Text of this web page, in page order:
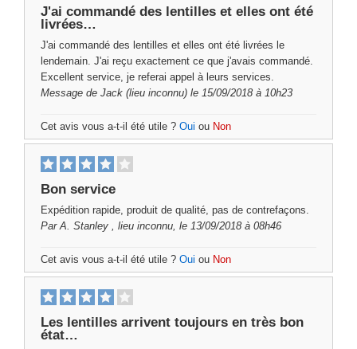
J'ai commandé des lentilles et elles ont été
livrées…
J'ai commandé des lentilles et elles ont été livrées le
lendemain. J'ai reçu exactement ce que j'avais commandé.
Excellent service, je referai appel à leurs services.
Message de Jack (lieu inconnu) le 15/09/2018 à 10h23
Cet avis vous a-t-il été utile ? Oui ou Non
Bon service
Expédition rapide, produit de qualité, pas de contrefaçons.
ParA. Stanley , lieu inconnu, le 13/09/2018 à 08h46
Cet avis vous a-t-il été utile ? Oui ou Non
Les lentilles arrivent toujours en très bon
état…